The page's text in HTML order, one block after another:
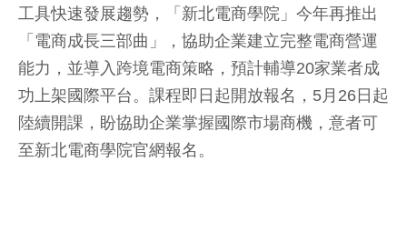
工具快速發展趨勢，「新北電商學院」今年再推出
「電商成長三部曲」，協助企業建立完整電商營運
能力，並導入跨境電商策略，預計輔導20家業者成
功上架國際平台。課程即日起開放報名，5月26日起
陸續開課，盼協助企業掌握國際市場商機，意者可
至新北電商學院官網報名。